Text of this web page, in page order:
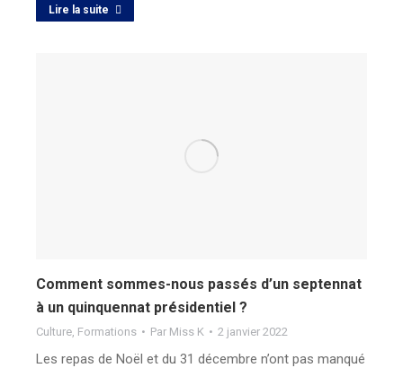
Lire la suite
Comment sommes-nous passés d’un septennat
à un quinquennat présidentiel ?
Culture Formations Par Miss K 2 janvier 2022
Les repas de Noël et du 31 décembre n’ont pas manqué